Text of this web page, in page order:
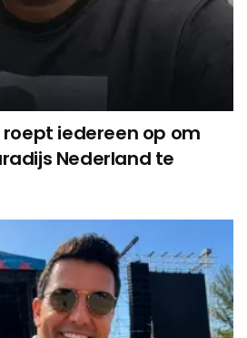
roept iedereen op om
Nederland te